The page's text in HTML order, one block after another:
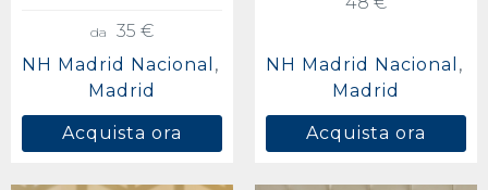
da
35 €
NH Madrid Nacional
Madrid
Acquista ora
NH Madrid Nacional
Madrid
Acquista ora